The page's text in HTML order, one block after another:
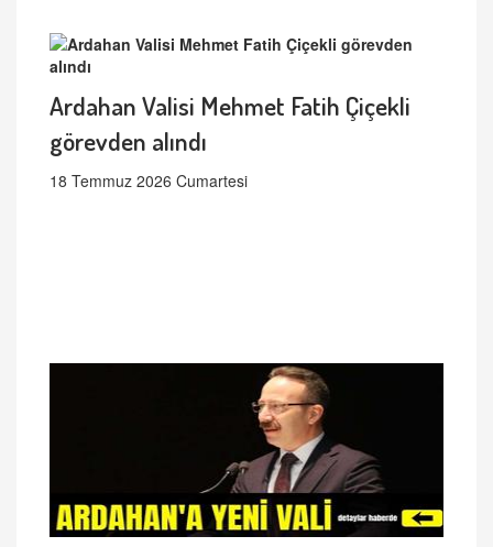
Ardahan Valisi Mehmet Fatih Çiçekli
görevden alındı
18 Temmuz 2026 Cumartesi